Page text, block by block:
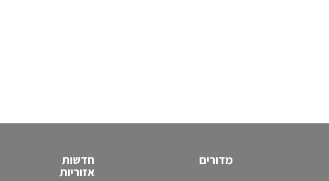
מדורים חדשות
אזוריות